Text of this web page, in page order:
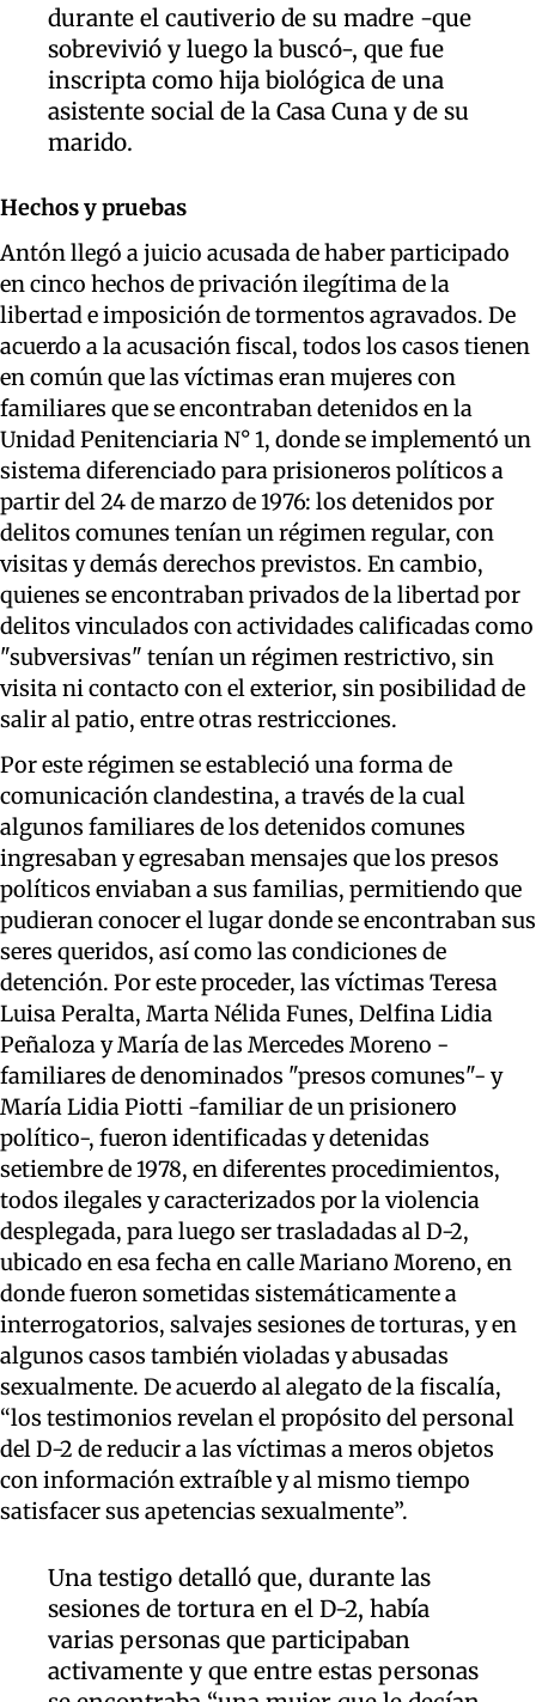
durante el cautiverio de su madre -que
sobrevivió y luego la buscó-, que fue
inscripta como hija biológica de una
asistente social de la Casa Cuna y de su
marido.
Hechos y pruebas
Antón llegó a juicio acusada de haber participado
en cinco hechos de privación ilegítima de la
libertad e imposición de tormentos agravados. De
acuerdo a la acusación fiscal, todos los casos tienen
en común que las víctimas eran mujeres con
familiares que se encontraban detenidos en la
Unidad Penitenciaria N° 1, donde se implementó un
sistema diferenciado para prisioneros políticos a
partir del 24 de marzo de 1976: los detenidos por
delitos comunes tenían un régimen regular, con
visitas y demás derechos previstos. En cambio,
quienes se encontraban privados de la libertad por
delitos vinculados con actividades calificadas como
"subversivas" tenían un régimen restrictivo, sin
visita ni contacto con el exterior, sin posibilidad de
salir al patio, entre otras restricciones.
Por este régimen se estableció una forma de
comunicación clandestina, a través de la cual
algunos familiares de los detenidos comunes
ingresaban y egresaban mensajes que los presos
políticos enviaban a sus familias, permitiendo que
pudieran conocer el lugar donde se encontraban sus
seres queridos, así como las condiciones de
detención. Por este proceder, las víctimas Teresa
Luisa Peralta, Marta Nélida Funes, Delfina Lidia
Peñaloza y María de las Mercedes Moreno -
familiares de denominados "presos comunes"- y
María Lidia Piotti -familiar de un prisionero
político-, fueron identificadas y detenidas
setiembre de 1978, en diferentes procedimientos,
todos ilegales y caracterizados por la violencia
desplegada, para luego ser trasladadas al D-2,
ubicado en esa fecha en calle Mariano Moreno, en
donde fueron sometidas sistemáticamente a
interrogatorios, salvajes sesiones de torturas, y en
algunos casos también violadas y abusadas
sexualmente. De acuerdo al alegato de la fiscalía,
“los testimonios revelan el propósito del personal
del D-2 de reducir a las víctimas a meros objetos
con información extraíble y al mismo tiempo
satisfacer sus apetencias sexualmente”.
Una testigo detalló que, durante las
sesiones de tortura en el D-2, había
varias personas que participaban
activamente y que entre estas personas